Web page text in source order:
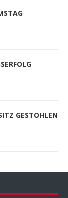
GESTOHLEN